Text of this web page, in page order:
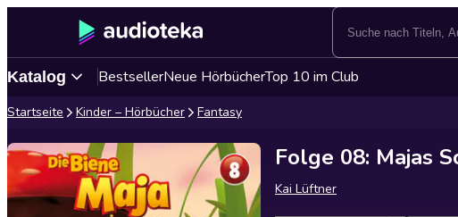
Katalog BestsellerNeue HörbücherTop 10 im Club
Startseite Kinder – Hörbücher Fantasy
Folge 08: Majas
Kai Lüftner